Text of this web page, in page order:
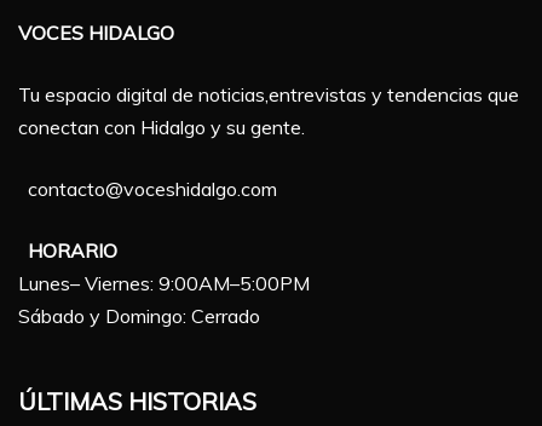
VOCES HIDALGO
Tu espacio digital de noticias,entrevistas y tendencias que
conectan con Hidalgo y su gente.
contacto@voceshidalgo.com
HORARIO
Lunes– Viernes: 9:00AM–5:00PM
Sábado y Domingo: Cerrado
ÚLTIMAS HISTORIAS